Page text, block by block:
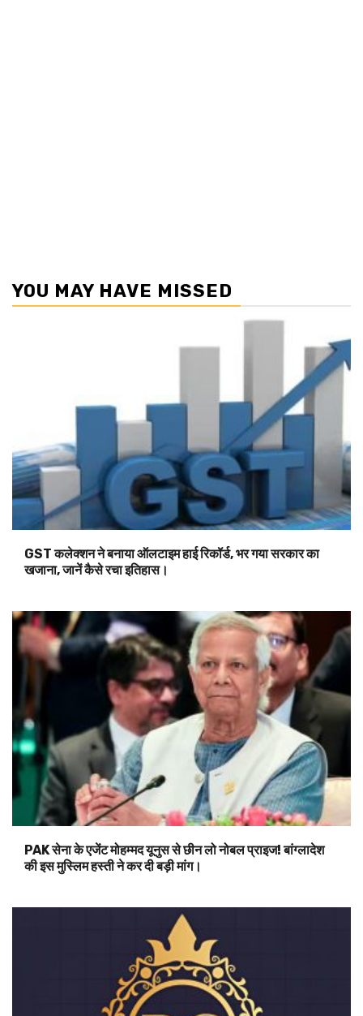
YOU MAY HAVE MISSED
GST कलेक्शन ने बनाया ऑलटाइम हाई रिकॉर्ड, भर गया सरकार का
खजाना, जानें कैसे रचा इतिहास।
PAK सेना के एजेंट मोहम्मद यूनुस से छीन लो नोबल प्राइज! बांग्लादेश
की इस मुस्लिम हस्ती ने कर दी बड़ी मांग।